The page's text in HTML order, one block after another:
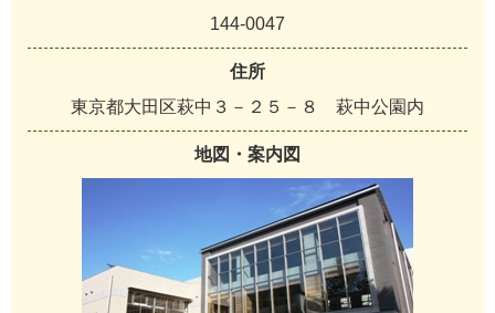
144-0047
住所
東京都大田区萩中３－２５－８ 萩中公園内
地図・案内図